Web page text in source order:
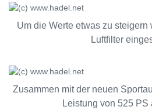
Um die Werte etwas zu
Luftfilter
Zusammen mit der neuen
Leistung von 525 PS